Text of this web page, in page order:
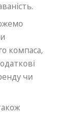
компаса,
чи